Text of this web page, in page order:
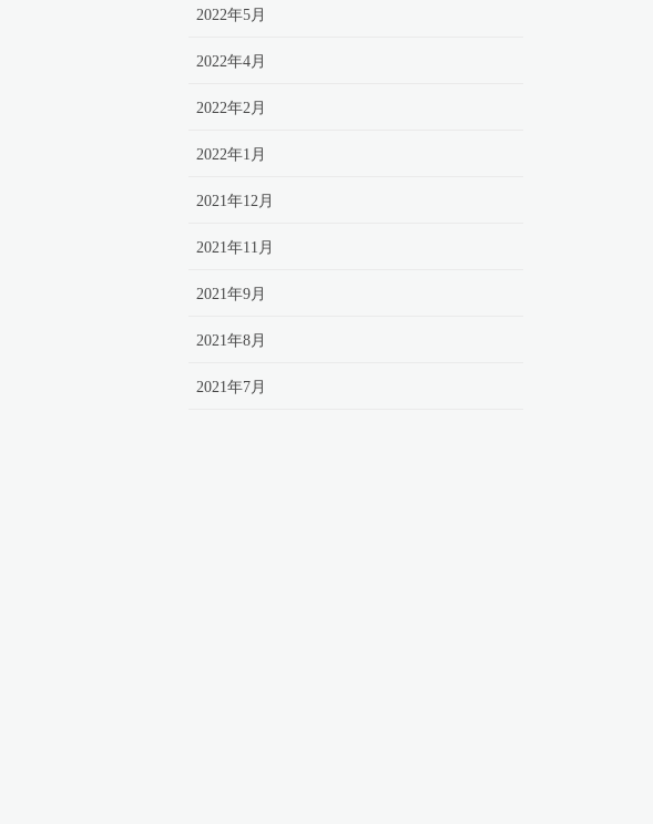
2022年5月
2022年4月
2022年2月
2022年1月
2021年12月
2021年11月
2021年9月
2021年8月
2021年7月